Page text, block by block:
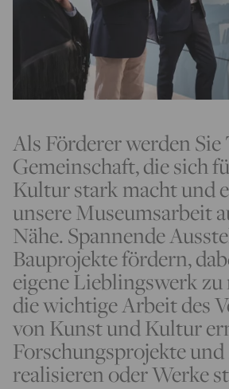
Als Förderer werden Sie
Gemeinschaft, die sich
Kultur stark macht und
unsere Museumsarbeit
Nähe. Spannende
Bauprojekte fördern,
eigene Lieblingswerk
die wichtige Arbeit des
von Kunst und Kultur
Forschungsprojekte
realisieren oder Werke